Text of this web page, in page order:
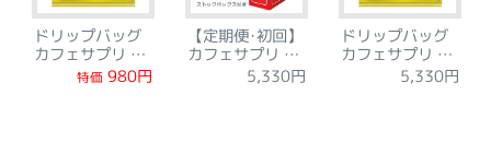
ドリップバッグ
カフェサプリ グ
ルコサミン 7日
特価 980円
【定期便･初回】
カフェサプリ グ
ルコサミン 30袋
5,330円
ドリップバッグ
カフェサプリ グ
ルコサミン 30袋
5,330円